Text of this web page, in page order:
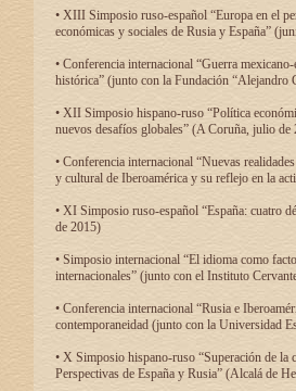
• XIII Simposio ruso-español “Europa en el
económicas y sociales de Rusia y España”
• Conferencia internacional “Guerra
histórica” (junto con la Fundación “Alejandro
• XII Simposio hispano-ruso “Política
nuevos desafíos globales” (A Coruña, julio de
• Conferencia internacional “Nuevas
y cultural de Iberoamérica y su reflejo en la
• XI Simposio ruso-español “España: cuatro
de 2015)
• Simposio internacional “El idioma como
internacionales” (junto con el Instituto
• Conferencia internacional “Rusia e
contemporaneidad (junto con la Universidad
• X Simposio hispano-ruso “Superación de
Perspectivas de España y Rusia” (Alcalá de